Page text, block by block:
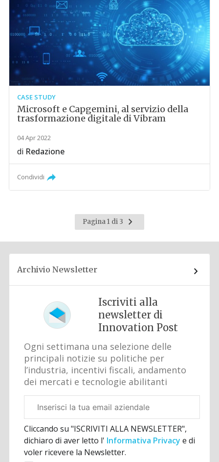
CASE STUDY
Microsoft e Capgemini, al servizio della
trasformazione digitale di Vibram
04 Apr 2022
di Redazione
Condividi
Pagina 1 di 3
Pagina
successiva
Archivio Newsletter
Iscriviti alla
newsletter di
Innovation Post
Ogni settimana una selezione delle
principali notizie su politiche per
l’industria, incentivi fiscali, andamento
dei mercati e tecnologie abilitanti
aziendale
Cliccando su "ISCRIVITI ALLA NEWSLETTER",
dichiaro di aver letto l' Informativa Privacye di
voler ricevere la Newsletter.